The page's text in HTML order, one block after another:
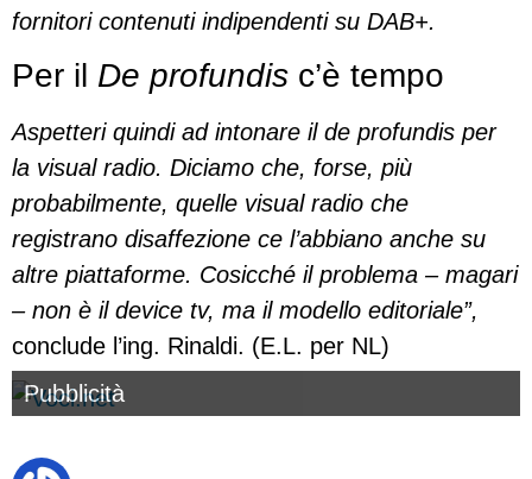
fornitori contenuti indipendenti su DAB+.
Per il De profundis c’è tempo
Aspetteri quindiad intonare il de profundis per
la visual radio. Diciamo che, forse, più
probabilmente, quelle visual radio che
registrano disaffezione ce l’abbiano anche su
altre piattaforme. Cosicché il problema – magari
– non è il device tv, ma il modello editoriale”,
conclude l’ing. Rinaldi. (E.L. per NL)
Pubblicità